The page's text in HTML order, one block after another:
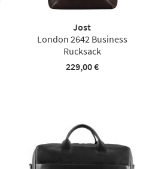
Jost
London 2642 Business
Rucksack
229,00 €